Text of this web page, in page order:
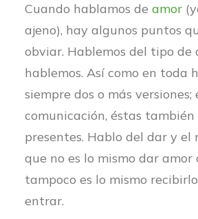
Cuando hablamos de amor
ajeno), hay algunos puntos
obviar. Hablemos del tipo de
hablemos. Así como en toda
siempre dos o más versiones;
comunicación, éstas también
presentes. Hablo del dar y el
que no es lo mismo dar amor
tampoco es lo mismo
entrar.